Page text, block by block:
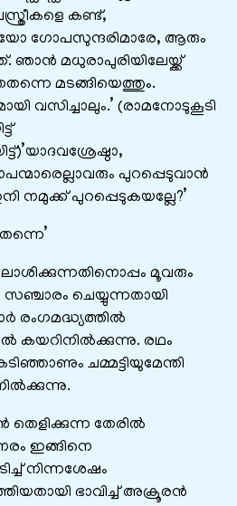
കണ്ട്,
ഗോപസുന്ദരിമാരേ, ആരും
മധുരാപുരിയിലേയ്ക്ക്
മടങ്ങിയെത്തും.
വസിച്ചാലും.’ (രാമനോടുകൂടി
പുറപ്പെടുവാൻ
നമുക്ക് പുറപ്പെടുകയല്ലേ?’
മൂവരും
സഞ്ചാരം ചെയ്യുന്നതായി
രംഗമദ്ധ്യത്തിൽ
കയറിനിൽക്കുന്നു. രഥം
ചമ്മട്ടിയുമേന്തി
തെളിക്കുന്ന തേരിൽ
ഇങ്ങിനെ
നിന്നശേഷം
ഭാവിച്ച് അക്രൂരൻ